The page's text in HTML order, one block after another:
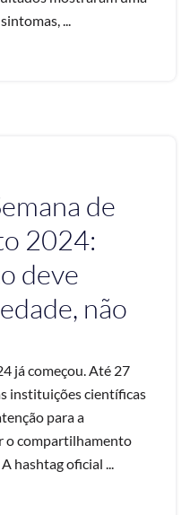
...
de
2024:
deve
não
já começou. Até 27
instituições científicas
para a
o compartilhamento
hashtag oficial ...